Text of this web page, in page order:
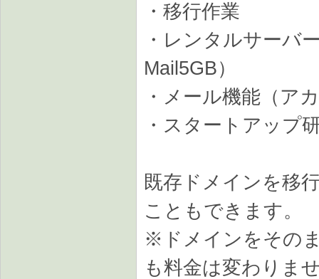
・移行作業
・レンタルサーバ
Mail5GB）
・メール機能（ア
・スタートアップ
既存ドメインを移
こともできます。
※ドメインをその
も料金は変わりま